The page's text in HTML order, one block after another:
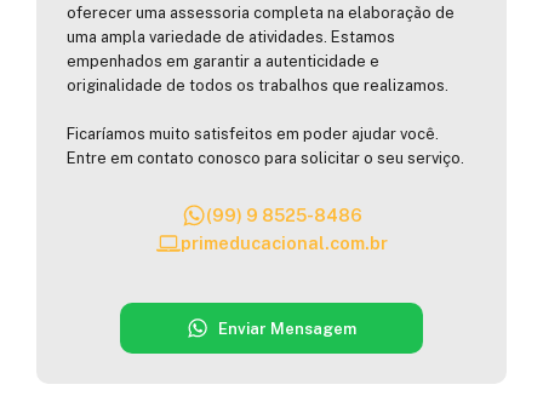
oferecer uma assessoria completa na elaboração de
uma ampla variedade de atividades. Estamos
empenhados em garantir a autenticidade e
originalidade de todos os trabalhos que realizamos.
Ficaríamos muito satisfeitos em poder ajudar você.
Entre em contato conosco para solicitar o seu serviço.
(99) 9 8525-8486
primeducacional.com.br
Enviar Mensagem